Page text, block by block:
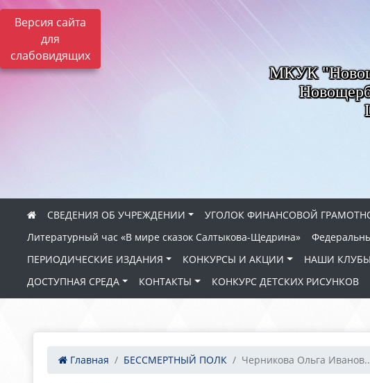
Версия сайта
для
слабовидящих
МКУК
СВЕДЕНИЯ ОБ УЧРЕЖДЕНИИ УГОЛОК ФИНАНСОВОЙ
Литературный час «В мире сказок Салтыкова-Щедрина»
ПЕРИОДИЧЕСКИЕ ИЗДАНИЯ
КОНКУРСЫ И АКЦИИ НАШИ КЛУБЫ
ДОСТУПНАЯ СРЕДА
КОНТАКТЫ КОНКУРС ДЕТСКИХ РИСУНКОВ
Главная БЕССМЕРТНЫЙ ПОЛК Черникова Ольга